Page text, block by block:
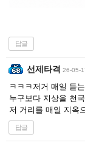
답글
선제타격 26-05-
ㅋㅋㅋ저거 매일 듣
누구보다 지상을 천
저 거리를 매일 지옥
답글